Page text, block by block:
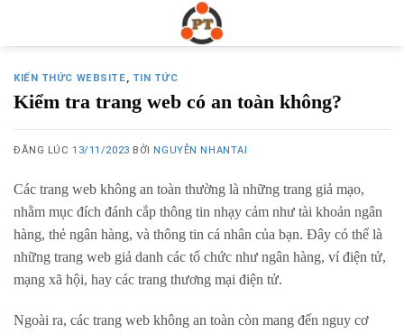
KIẾN THỨC WEBSITE, TIN TỨC
Kiểm tra trang web có an toàn không?
ĐĂNG LÚC13/11/2023 BỞI NGUYỄN NHANTAI
Các trang web không an toàn thường là những trang giả mạo,
nhằm mục đích đánh cắp thông tin nhạy cảm như tài khoản ngân
hàng, thẻ ngân hàng, và thông tin cá nhân của bạn. Đây có thể là
những trang web giả danh các tổ chức như ngân hàng, ví điện tử,
mạng xã hội, hay các trang thương mại điện tử.
Ngoài ra, các trang web không an toàn còn mang đến nguy cơ